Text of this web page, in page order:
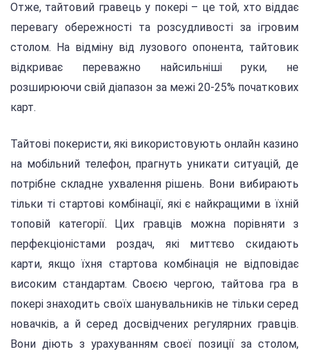
Отже, тайтовий гравець у покері – це той, хто віддає
перевагу обережності та розсудливості за ігровим
столом. На відміну від лузового опонента, тайтовик
відкриває переважно найсильніші руки, не
розширюючи свій діапазон за межі 20-25% початкових
карт.
Тайтові покеристи, які використовують онлайн казино
на мобільний телефон, прагнуть уникати ситуацій, де
потрібне складне ухвалення рішень. Вони вибирають
тільки ті стартові комбінації, які є найкращими в їхній
топовій категорії. Цих гравців можна порівняти з
перфекціоністами роздач, які миттєво скидають
карти, якщо їхня стартова комбінація не відповідає
високим стандартам. Своєю чергою, тайтова гра в
покері знаходить своїх шанувальників не тільки серед
новачків, а й серед досвідчених регулярних гравців.
Вони діють з урахуванням своєї позиції за столом,